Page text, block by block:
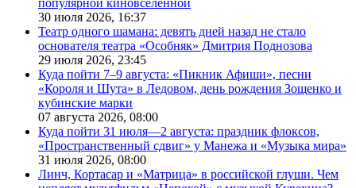
популярной киновселенной
30 июля 2026, 16:37
Театр одного шамана: девять дней назад не стало
основателя театра «Особняк» Дмитрия Поднозова
29 июля 2026, 23:45
Куда пойти 7–9 августа: «Пикник Афиши», песни
«Короля и Шута» в Ледовом, день рождения Зощенко и
кубинские марки
07 августа 2026, 08:00
Куда пойти 31 июля—2 августа: праздник флоксов,
«Пространственный сдвиг» у Манежа и «Музыка мира»
31 июля 2026, 08:00
Линч, Кортасар и «Матрица» в российской глуши. Чем